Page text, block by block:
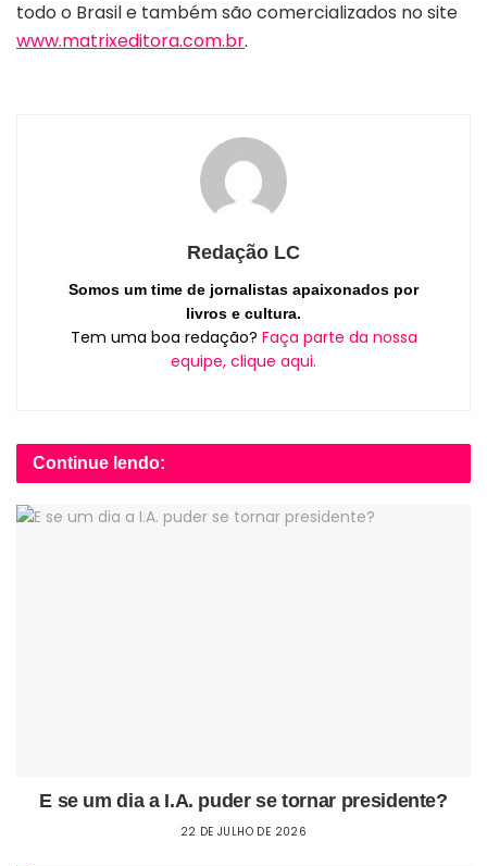
todo o Brasil e também são comercializados no site
www.matrixeditora.com.br.
Redação LC
Somos um time de jornalistas apaixonados por
livros e cultura.
Tem uma boa redação? Faça parte da nossa
equipe, clique aqui.
Continue lendo:
E se um dia a I.A. puder se tornar presidente?
22 DE JULHO DE 2026